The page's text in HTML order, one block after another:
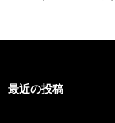
最近の投稿